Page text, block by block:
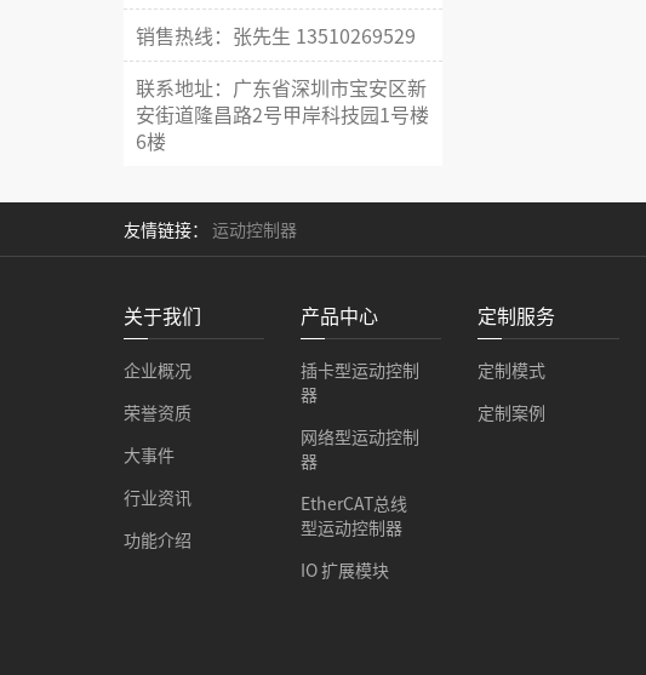
销售热线：张先生 13510269529
联系地址：广东省深圳市宝安区新
安街道隆昌路2号甲岸科技园1号楼
6楼
友情链接： 运动控制器
关于我们
企业概况
荣誉资质
大事件
行业资讯
功能介绍
产品中心
插卡型运动控制
器
网络型运动控制
器
EtherCAT总线
型运动控制器
IO 扩展模块
定制服务
定制模式
定制案例